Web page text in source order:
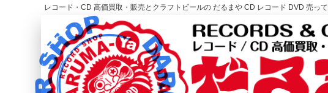
レコード・CD 高価買取・販売とクラフトビールの だるまや CD レコード DVD 売っ
レコード高価買取はこちら
HOME